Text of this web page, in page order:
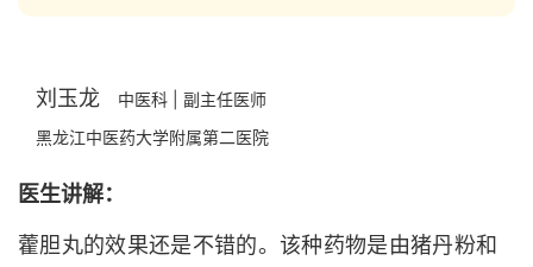
刘玉龙
中医科 | 副主任医师
黑龙江中医药大学附属第二医院
医生讲解：
藿胆丸的效果还是不错的。该种药物是由猪丹粉和